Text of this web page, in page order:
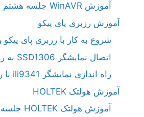
آموزش WinAVR جلسه هشتم
آموزش رزبری پای پیکو
شروع به کار با رزبری پای پیکو
اتصال نمایشگر SSD1306 به رزبری پای پیکو
راه اندازی نمایشگر ili9341 با رزبری پای پیکو
آموزش هولتک HOLTEK